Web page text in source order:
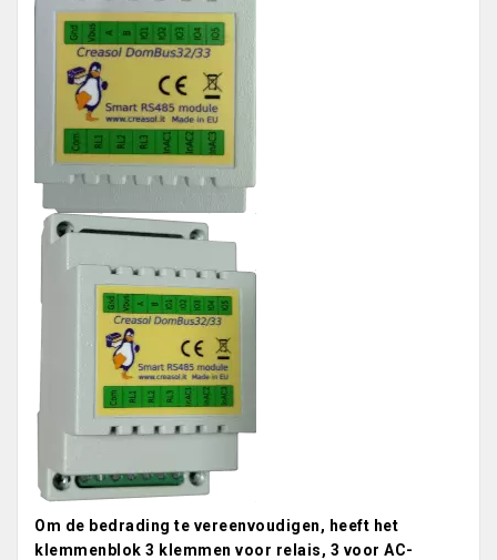
Om de bedrading te vereenvoudigen, heeft het
klemmenblok 3 klemmen voor relais, 3 voor AC-